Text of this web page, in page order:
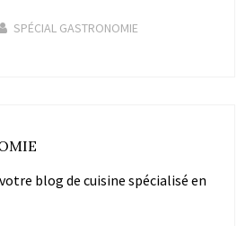
SPÉCIAL GASTRONOMIE
blog de cuisine spécialisé en